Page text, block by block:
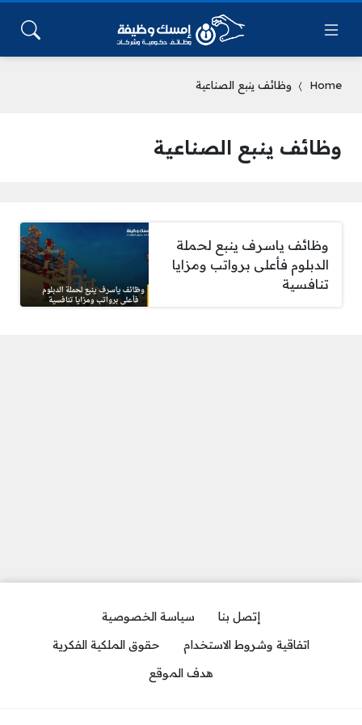
Home وظائف ينبع الصناعية
وظائف ينبع الصناعية
وظائف ياسرف ينبع لحملة
الدبلوم فأعلى برواتب ومزايا
تنافسية
إتصل بنا
سياسة الخصوصية
اتفاقية وشروط الاستخدام
حقوق الملكية الفكرية
هدف الموقع